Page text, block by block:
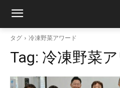
タグ 冷凍野菜アワード
Tag: 冷凍野菜